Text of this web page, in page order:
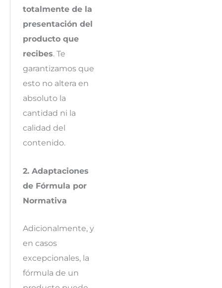
totalmente de la
presentación del
producto que
recibes. Te
garantizamos que
esto no altera en
absoluto la
cantidad ni la
calidad del
contenido.
2. Adaptaciones
de Fórmula por
Normativa
Adicionalmente, y
en casos
excepcionales, la
fórmula de un